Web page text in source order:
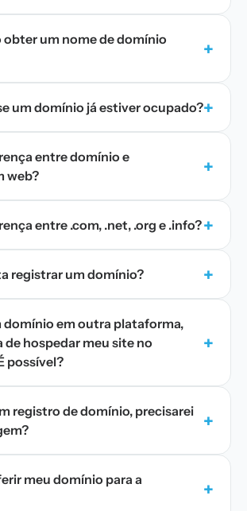
obter um nome de domínio
+
um domínio já estiver ocupado?+
entre domínio e
web?
+
entre .com, .net, .org e .info?+
registrar um domínio? +
domínio em outra plataforma,
de hospedar meu site no
possível?
+
registro de domínio, precisarei
+
meu domínio para a
+